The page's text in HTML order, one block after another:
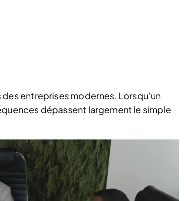
entreprises modernes. Lorsqu’un
dépassent largement le simple